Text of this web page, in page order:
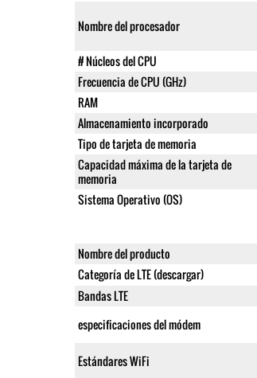
Nombre del procesador
# Núcleos del CPU
Frecuencia de CPU (GHz)
RAM
Almacenamiento incorporado
Tipo de tarjeta de memoria
Capacidad máxima de la tarjeta de
memoria
Sistema Operativo (OS)
Nombre del producto
Categoría de LTE (descargar)
Bandas LTE
especificaciones del módem
Estándares WiFi